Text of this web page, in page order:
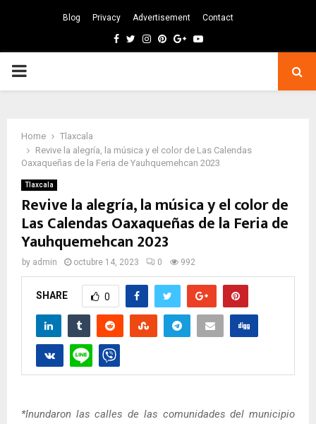
Blog Privacy Advertisement Contact
Facebook
TwitterInstagram
Pinterest
GoogleYoutube
PRIMARY
Home
Tlaxcala
Revive la alegría, la música y el color de Las Calendas
Oaxaqueñas de la Feria de Yauhquemehcan 2023
Tlaxcala
Revive la alegría, la música y el color de
Las Calendas Oaxaqueñas de la Feria de
Yauhquemehcan 2023
by admin octubre 14, 2023 0 992
SHARE 0
*Inundaron las calles de las comunidades del municipio